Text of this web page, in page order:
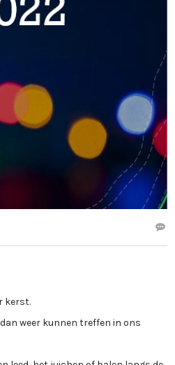
kerst.
weer kunnen treffen in ons